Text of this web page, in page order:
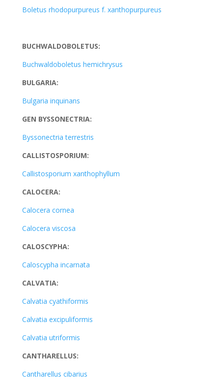
Boletus rhodopurpureus f. xanthopurpureus
BUCHWALDOBOLETUS:
Buchwaldoboletus hemichrysus
BULGARIA:
Bulgaria inquinans
GEN BYSSONECTRIA:
Byssonectria terrestris
CALLISTOSPORIUM:
Callistosporium xanthophyllum
CALOCERA:
Calocera cornea
Calocera viscosa
CALOSCYPHA:
Caloscypha incarnata
CALVATIA:
Calvatia cyathiformis
Calvatia excipuliformis
Calvatia utriformis
CANTHARELLUS:
Cantharellus cibarius